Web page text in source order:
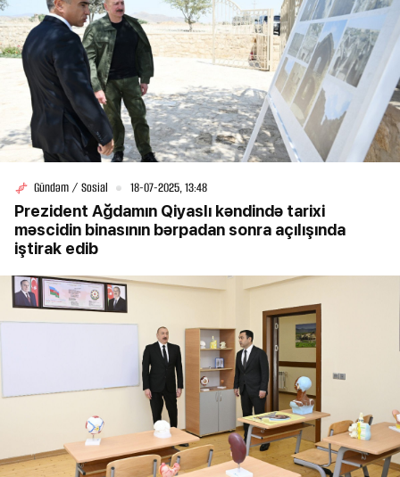
Gündəm / Sosial 18-07-2025, 13:48
Prezident Ağdamın Qiyaslı kəndində tarixi
məscidin binasının bərpadan sonra açılışında
iştirak edib